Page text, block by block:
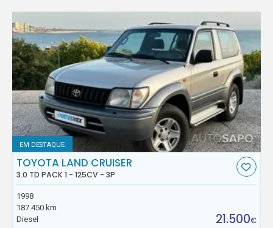
EM DESTAQUE
TOYOTA LAND CRUISER
3.0 TD PACK 1 - 125CV - 3P
1998
187.450 km
Diesel
21.500€